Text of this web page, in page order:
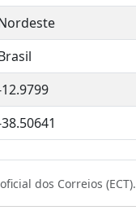
dos Correios (ECT).